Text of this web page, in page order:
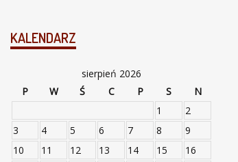
KALENDARZ
sierpień 2026
P
W Ś C P S
N
1
2
3
4 5 6 7 8
9
10
11 12 13 14 15
16